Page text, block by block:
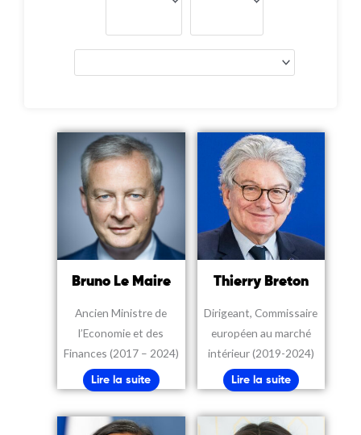
Bruno Le Maire
Ancien Ministre de
l’Economie et des
Finances (2017 – 2024)
Lire la suite
Thierry Breton
Dirigeant, Commissaire
européen au marché
intérieur (2019-2024)
Lire la suite